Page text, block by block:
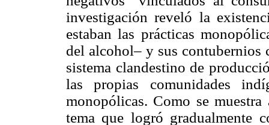
investigación reveló la
estaban las prácticas
del alcohol– y sus
sistema clandestino de
las propias comunidades
monopólicas. Como se
tema que logró gradualmente